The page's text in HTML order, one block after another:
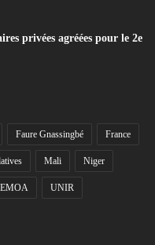
privées agréées pour le 2e
Faure Gnassingbé France
Mali Niger
UNIR